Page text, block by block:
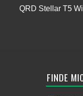
QRD Stellar T5
FINDE